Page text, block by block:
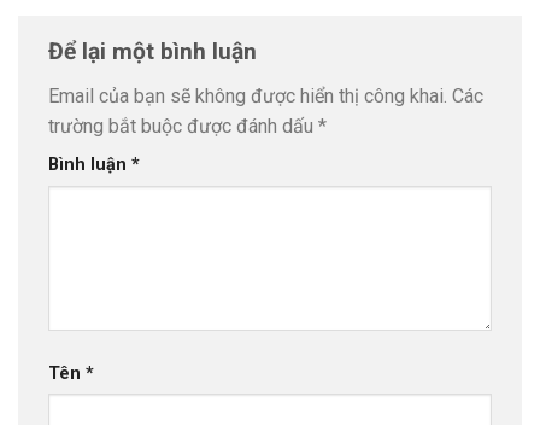
Để lại một bình luận
Email của bạn sẽ không được hiển thị công khai. Các
trường bắt buộc được đánh dấu *
Bình luận *
Tên *